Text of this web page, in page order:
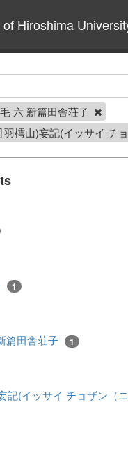
Hiroshima
六 新篇田舎荘子
羽樗山)妄記(イッサイ チ
1
篇田舎荘子 1
記(イッサイ チョザン（